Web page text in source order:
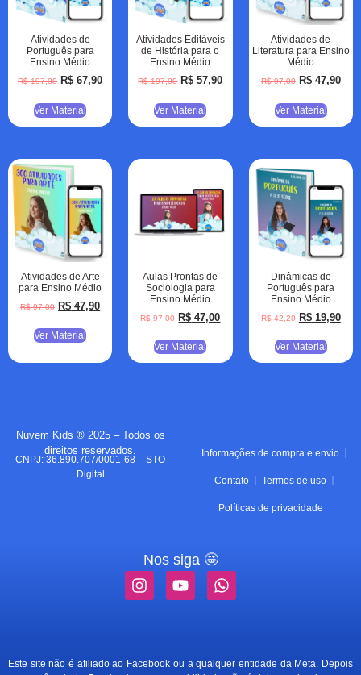
Atividades de
Português para
Ensino Médio
R$197,00 R$ 67,90
Ver Material
Atividades Editáveis
de História para o
Ensino Médio
R$197,00 R$ 57,90
Ver Material
Atividades de
Literatura para Ensino
Médio
R$97,00 R$47,90
Ver Material
Atividades de Arte
para Ensino Médio
R$97,00 R$ 47,90
Ver Material
Aulas Prontas de
Sociologia para
Ensino Médio
R$97,00 R$ 47,00
Ver Material
Dinâmicas de
Português para
Ensino Médio
R$42,20 R$19,90
Ver Material
Nuvem Kids ® 2025 – Todos os
direitos reservados.
CNPJ: 36.890.707/0001-68 – STO
Digital
Informações de compra e envio
Contato Termos de uso
Políticas de privacidade
Nos siga 🤩
Este site não é afiliado ao Facebook ou a qualquer entidade da Meta. Depois